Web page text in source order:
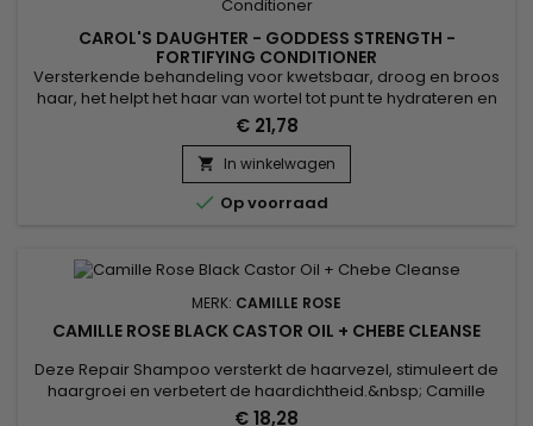
CAROL'S DAUGHTER - GODDESS STRENGTH -
FORTIFYING CONDITIONER
Versterkende behandeling voor kwetsbaar, droog en broos
haar, het helpt het haar van wortel tot punt te hydrateren en
te versterken. &nbsp;Carol's Daughter Goddess Strength
Fortifying Conditioner is samengesteld met ricinusolie, zwarte
zaadolie en biotine en ontwart zachtjes en versterkt de
schacht om breuk te voorkomen.&nbsp; De smeltende
textuur...
€ 21,78
 In winkelwagen
 Op voorraad
MERK: CAMILLE ROSE
CAMILLE ROSE BLACK CASTOR OIL + CHEBE CLEANSE
Deze Repair Shampoo versterkt de haarvezel, stimuleert de
haargroei en verbetert de haardichtheid.&nbsp; Camille
Rose Black Castor Oil en Chebe Cleanse bieden een
€ 18,28